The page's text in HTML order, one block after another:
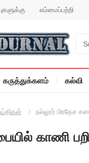
எம்மைப்பற்றி
கருத்துக்களம் கல்வி
நல்லூர் பிரதேச
காணி